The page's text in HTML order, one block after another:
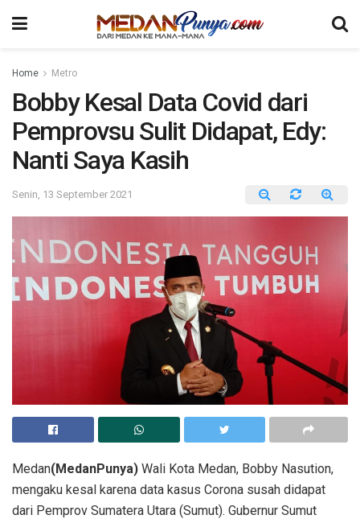
Home Metro
Bobby Kesal Data Covid dari
Pemprovsu Sulit Didapat, Edy:
Nanti Saya Kasih
Senin, 13 September 2021
Medan(MedanPunya) Wali Kota Medan, Bobby Nasution,
mengaku kesal karena data kasus Corona susah didapat
dari Pemprov Sumatera Utara (Sumut). Gubernur Sumut